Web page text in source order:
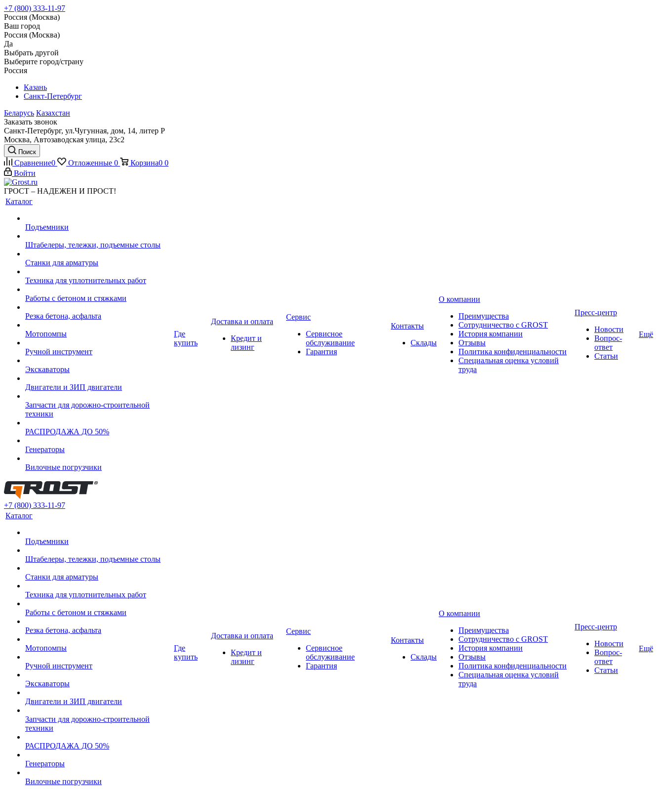
+7 (800) 333-11-97
Россия (Москва)
Ваш город
Россия (Москва)
Да
Выбрать другой
Выберите город/страну
Россия
Казань
Санкт-Петербург
Беларусь Казахстан
Заказать звонок
Санкт-Петербург, ул.Чугунная, дом, 14, литер Р
Москва, Автозаводская улица, 23с2
Поиск
Сравнение0 Отложенные 0 Корзина0 0
Войти
ГРОСТ – НАДЕЖЕН И ПРОСТ!
Каталог
Подъемники
Штабелеры, тележки, подъемные столы
Станки для арматуры
Техника для уплотнительных работ
Работы с бетоном и стяжками
Резка бетона, асфальта
Мотопомпы
Ручной инструмент
Экскаваторы
Двигатели и ЗИП двигатели
Запчасти для дорожно-строительной
техники
РАСПРОДАЖА ДО 50%
Генераторы
Вилочные погрузчики
Где
купить
Доставка и оплата
Кредит и
лизинг
Сервис
Сервисное
обслуживание
Гарантия
Контакты
Склады
О компании
Преимущества
Сотрудничество с GROST
История компании
Отзывы
Политика конфиденциальности
Специальная оценка условий
труда
Пресс-центр
Новости
Вопрос-
ответ
Статьи
Ещё
+7 (800) 333-11-97
Каталог
Подъемники
Штабелеры, тележки, подъемные столы
Станки для арматуры
Техника для уплотнительных работ
Работы с бетоном и стяжками
Резка бетона, асфальта
Мотопомпы
Ручной инструмент
Экскаваторы
Двигатели и ЗИП двигатели
Запчасти для дорожно-строительной
техники
РАСПРОДАЖА ДО 50%
Генераторы
Вилочные погрузчики
Где
купить
Доставка и оплата
Кредит и
лизинг
Сервис
Сервисное
обслуживание
Гарантия
Контакты
Склады
О компании
Преимущества
Сотрудничество с GROST
История компании
Отзывы
Политика конфиденциальности
Специальная оценка условий
труда
Пресс-центр
Новости
Вопрос-
ответ
Статьи
Ещё